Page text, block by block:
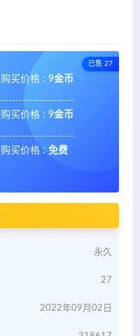
已售 27
买价格 : 9金币
买价格 : 9金币
买价格 : 免费
永久
27
2022年09月02日